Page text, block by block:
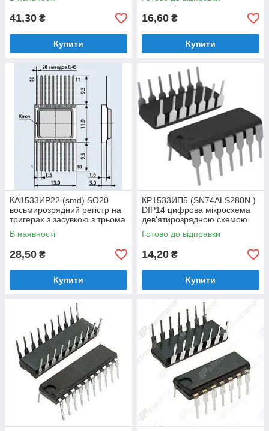
станами на виході
41,30 ₴
Купити
16,60 ₴
Купити
КА1533ИР22 (smd) SO20
восьмирозрядний регістр на
тригерах з засувкою з трьома
станами на виході
В наявності
28,50 ₴
Купити
КР1533ИП5 (SN74ALS280N )
DIP14 цифрова мікросхема
дев'ятирозрядною схемою
контролю парності
Готово до відправки
14,20 ₴
Купити